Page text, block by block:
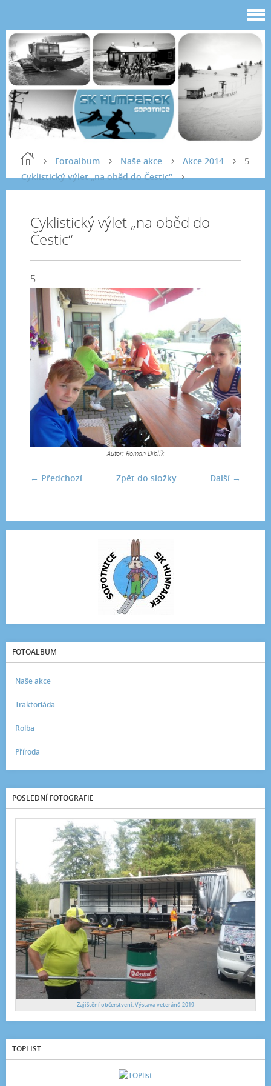
Fotoalbum Naše akce
Akce 2014
Cyklistický výlet „na oběd do Čestic“
5
Cyklistický výlet „na oběd do
Čestic“
5
Autor: Roman Diblík
← Předchozí Další →
Zpět do složky
FOTOALBUM
Naše akce
Traktoriáda
Rolba
Příroda
POSLEDNÍ FOTOGRAFIE
Zajištění občerstvení, Výstava veteránů 2019
TOPLIST